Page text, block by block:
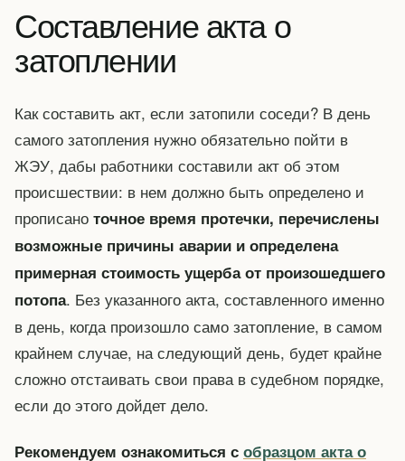
Составление акта о
затоплении
Как составить акт, если затопили соседи? В день
самого затопления нужно обязательно пойти в
ЖЭУ, дабы работники составили акт об этом
происшествии: в нем должно быть определено и
прописано точное время протечки, перечислены
возможные причины аварии и определена
примерная стоимость ущерба от произошедшего
потопа. Без указанного акта, составленного именно
в день, когда произошло само затопление, в самом
крайнем случае, на следующий день, будет крайне
сложно отстаивать свои права в судебном порядке,
если до этого дойдет дело.
Рекомендуем ознакомиться с образцом акта о